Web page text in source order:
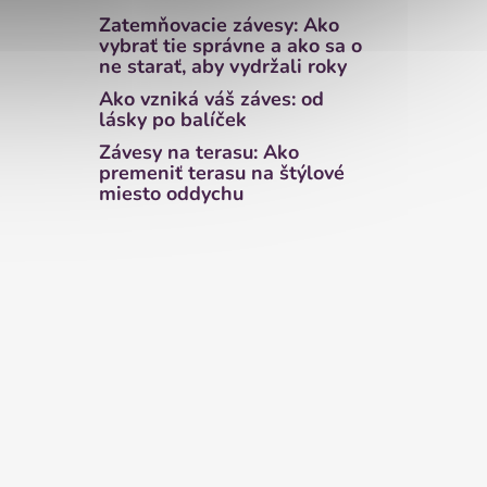
Zatemňovacie závesy: Ako
vybrať tie správne a ako sa o
ne starať, aby vydržali roky
Ako vzniká váš záves: od
lásky po balíček
Závesy na terasu: Ako
premeniť terasu na štýlové
miesto oddychu